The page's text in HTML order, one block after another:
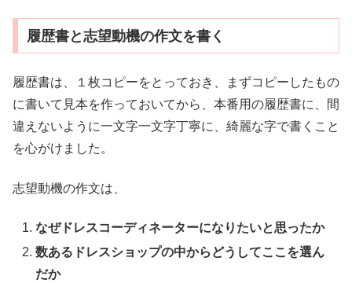
履歴書と志望動機の作文を書く
履歴書は、１枚コピーをとっておき、まずコピーしたもの
に書いて見本を作っておいてから、本番用の履歴書に、間
違えないように一文字一文字丁寧に、綺麗な字で書くこと
を心がけました。
志望動機の作文は、
なぜドレスコーディネーターになりたいと思ったか
数あるドレスショップの中からどうしてここを選ん
だか